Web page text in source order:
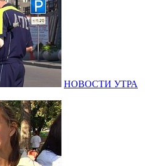
НОВОСТИ УТРА